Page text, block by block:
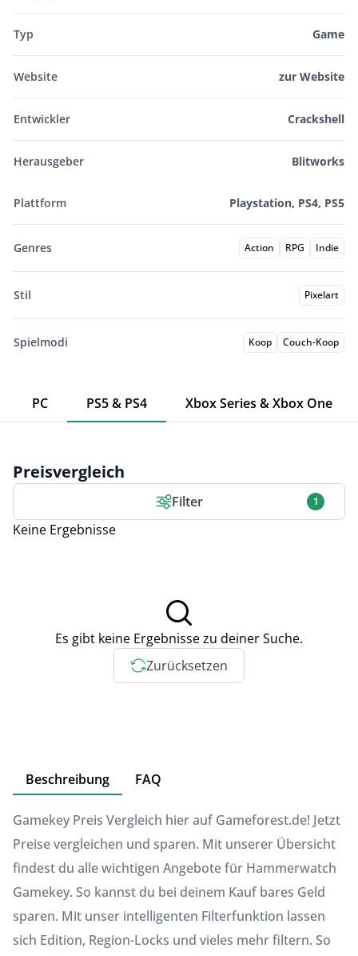
Typ Game
Website zur Website
Entwickler Crackshell
Herausgeber Blitworks
Plattform Playstation, PS4, PS5
Genres Action RPG Indie
Stil Pixelart
Spielmodi Koop Couch-Koop
PC PS5 & PS4 Xbox Series & Xbox One
Preisvergleich
Filter 1
Keine Ergebnisse
Es gibt keine Ergebnisse zu deiner Suche.
Zurücksetzen
Beschreibung FAQ
Gamekey Preis Vergleich hier auf Gameforest.de! Jetzt
Preise vergleichen und sparen. Mit unserer Übersicht
findest du alle wichtigen Angebote für Hammerwatch
Gamekey. So kannst du bei deinem Kauf bares Geld
sparen. Mit unser intelligenten Filterfunktion lassen
sich Edition, Region-Locks und vieles mehr filtern. So